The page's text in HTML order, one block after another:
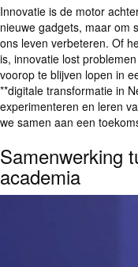
Innovatie is de motor
nieuwe gadgets, maar om
ons leven verbeteren. Of
is, innovatie lost
voorop te blijven lopen in
**digitale transformatie in
experimenteren en leren
we samen aan een
Samenwerking
academia